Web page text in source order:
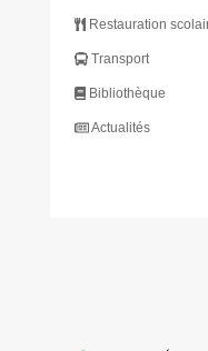
Restauration
Transport
Bibliothèque
Actualités